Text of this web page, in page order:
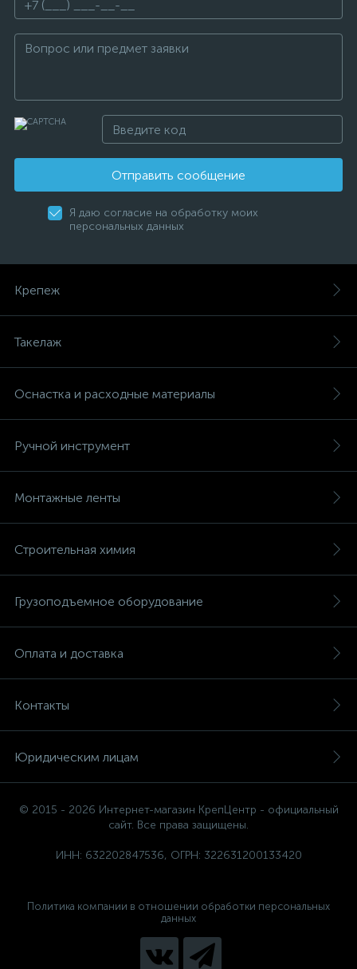
Отправить сообщение
Я даю согласие на обработку моих
персональных данных
Крепеж
Такелаж
Оснастка и расходные материалы
Ручной инструмент
Монтажные ленты
Строительная химия
Грузоподъемное оборудование
Оплата и доставка
Контакты
Юридическим лицам
© 2015 - 2026 Интернет-магазин КрепЦентр - официальный
сайт. Все права защищены.
ИНН: 632202847536, ОГРН: 322631200133420
Политика компании в отношении обработки персональных
данных